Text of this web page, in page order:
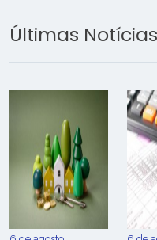
Últimas Notícias